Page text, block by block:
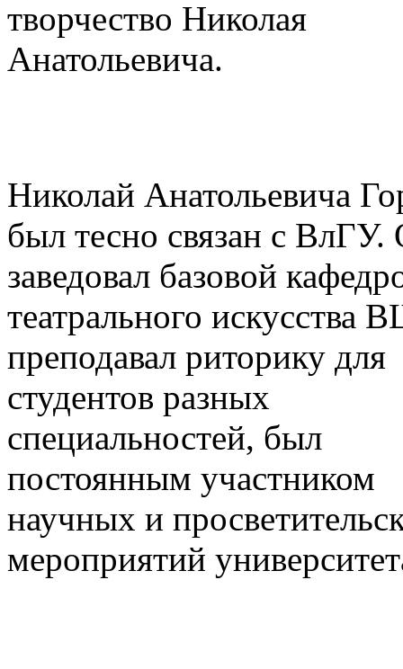
творчество Николая
Анатольевича.
Николай Анатольевича
был тесно связан с ВлГУ.
заведовал базовой
театрального искусства
преподавал риторику для
студентов разных
специальностей, был
постоянным участником
научных и
мероприятий